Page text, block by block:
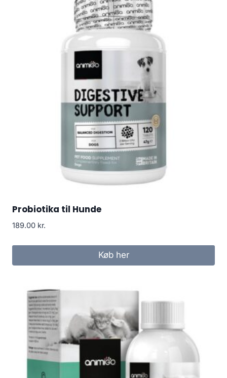
Probiotika til Hunde
189.00 kr.
Køb her